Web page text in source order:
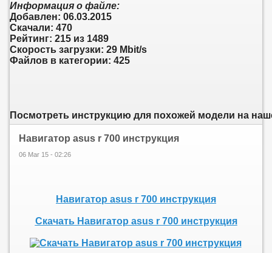
Информация о файле:
Добавлен: 06.03.2015
Скачали: 470
Рейтинг: 215 из 1489
Скорость загрузки: 29 Mbit/s
Файлов в категории: 425
Посмотреть инструкцию для похожей модели на
Навигатор asus r 700 инструкция
06 Mar 15 - 02:26
Навигатор asus r 700 инструкция
Скачать Навигатор asus r 700 инструкция